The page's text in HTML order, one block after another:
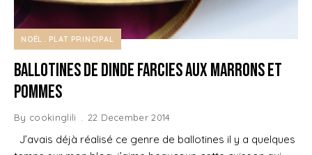
NOËL PLAT PRINCIPAL
Ballotines de Dinde farcies aux Marrons et
Pommes
By cookinglili 22 December 2014
J’avais déjà réalisé ce genre de ballotines il y a quelques